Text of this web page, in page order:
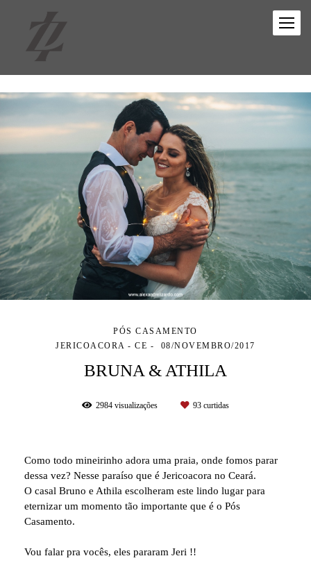
PÓS CASAMENTO
JERICOACORA - CE
08/NOVEMBRO/2017
BRUNA & ATHILA
2984 visualizações 93 curtidas
Como todo mineirinho adora uma praia, onde fomos parar
dessa vez? Nesse paraíso que é Jericoacora no Ceará.
O casal Bruno e Athila escolheram este lindo lugar para
eternizar um momento tão importante que é o Pós
Casamento.
Vou falar pra vocês, eles pararam Jeri !!